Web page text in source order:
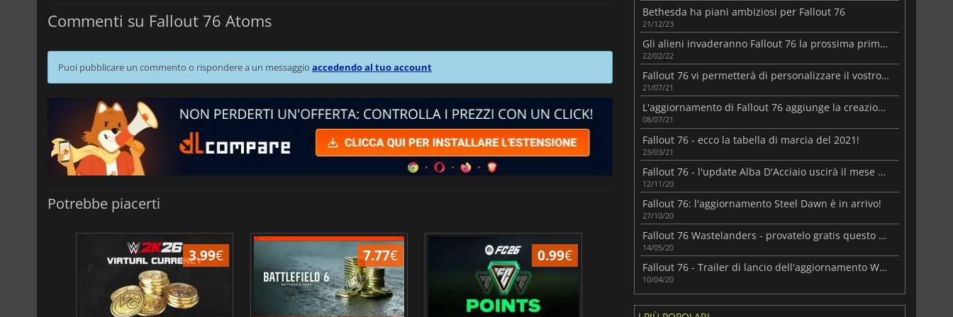
Commenti su Fallout 76 Atoms
Puoi pubblicare un commento o rispondere a un messaggio accedendo al tuo account
Potrebbe piacerti
3.99€ 7.77€ 0.99€ 3.65€ 7.44
Bethesda ha piani ambiziosi per Fallout 76
21/12/23
Gli alieni invaderanno Fallout 76 la prossima primavera!
22/02/22
Fallout 76 vi permetterà di personalizzare il vostro mondo
21/07/21
L'aggiornamento di Fallout 76 aggiunge la creazione di oggetti leggendari!
08/07/21
Fallout 76 - ecco la tabella di marcia del 2021!
23/03/21
Fallout 76 - l'update Alba D'Acciaio uscirà il mese prossimo!
12/11/20
Fallout 76: l'aggiornamento Steel Dawn è in arrivo!
27/10/20
Fallout 76 Wastelanders - provatelo gratis questo weekend!
14/05/20
Fallout 76 - Trailer di lancio dell'aggiornamento Wastelanders: PNG, finalmente!!
10/04/20